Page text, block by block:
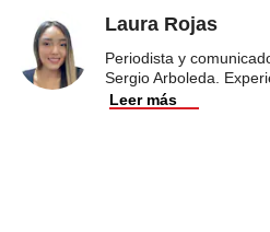
Laura Rojas
Periodista y
Sergio Arboleda.
Leer más